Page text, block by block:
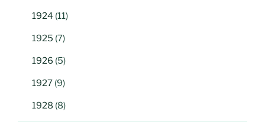
1924 (11)
1925 (7)
1926 (5)
1927 (9)
1928 (8)